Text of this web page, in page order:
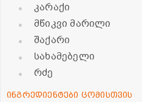
კარაქი
მწიკვი მარილი
შაქარი
სახამებელი
რძე
ინგრედიენტები ცომისთვის